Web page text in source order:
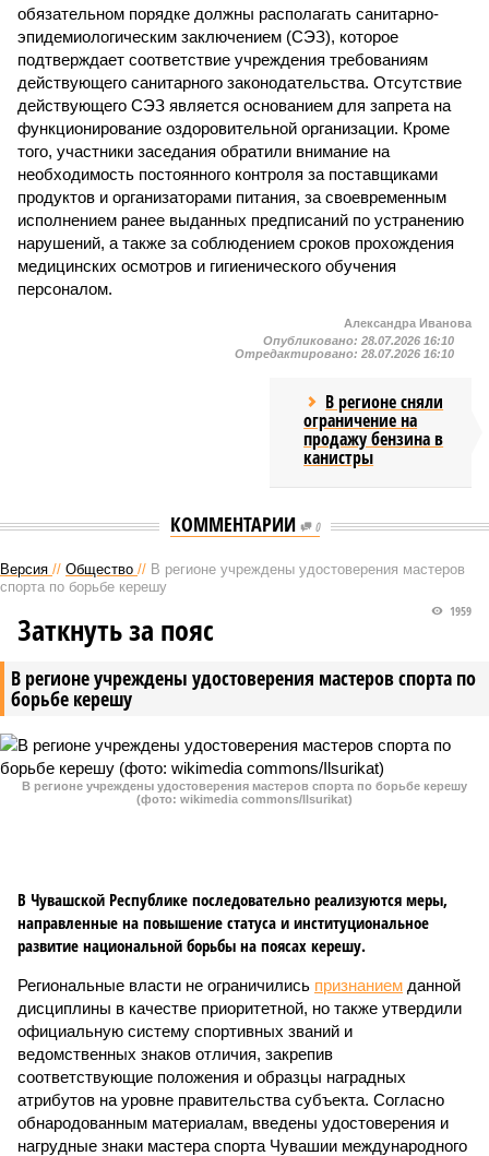
обязательном порядке должны располагать санитарно-
эпидемиологическим заключением (СЭЗ), которое
подтверждает соответствие учреждения требованиям
действующего санитарного законодательства. Отсутствие
действующего СЭЗ является основанием для запрета на
функционирование оздоровительной организации. Кроме
того, участники заседания обратили внимание на
необходимость постоянного контроля за поставщиками
продуктов и организаторами питания, за своевременным
исполнением ранее выданных предписаний по устранению
нарушений, а также за соблюдением сроков прохождения
медицинских осмотров и гигиенического обучения
персоналом.
Александра Иванова
Опубликовано: 28.07.2026 16:10
Отредактировано: 28.07.2026 16:10
В регионе сняли
ограничение на
продажу бензина в
канистры
КОММЕНТАРИИ 0
Версия // Общество // В регионе учреждены удостоверения мастеров
спорта по борьбе керешу
В регионе учреждены удостоверения мастеров спорта по
борьбе керешу
1959
Заткнуть за пояс
В регионе учреждены удостоверения мастеров спорта по борьбе керешу
(фото: wikimedia commons/Ilsurikat)
В Чувашской Республике последовательно реализуются меры,
направленные на повышение статуса и институциональное
развитие национальной борьбы на поясах керешу.
Региональные власти не ограничились признанием данной
дисциплины в качестве приоритетной, но также утвердили
официальную систему спортивных званий и
ведомственных знаков отличия, закрепив
соответствующие положения и образцы наградных
атрибутов на уровне правительства субъекта. Согласно
обнародованным материалам, введены удостоверения и
нагрудные знаки мастера спорта Чувашии международного